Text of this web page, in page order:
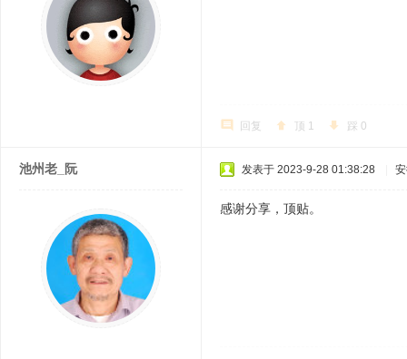
回复 顶 1 踩 0
池州老_阮 发表于 2023-9-28 01:38:28
感谢分享，顶贴。